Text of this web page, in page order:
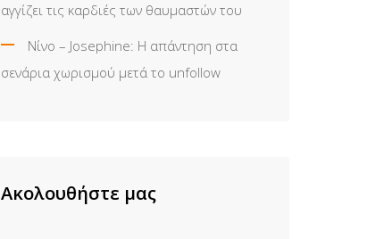
αγγίζει τις καρδιές των θαυμαστών του
Νίνο – Josephine: Η απάντηση στα
σενάρια χωρισμού μετά το unfollow
Ακολουθήστε μας